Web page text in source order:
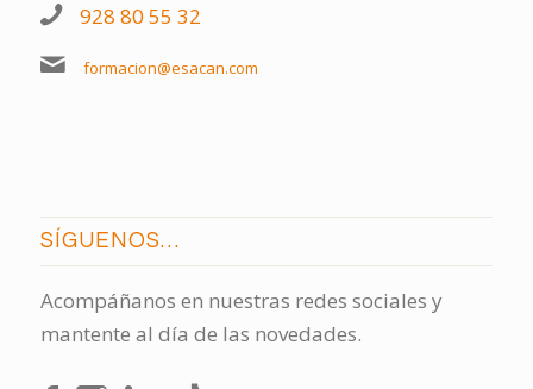
928 80 55 32
formacion@esacan.com
SÍGUENOS…
Acompáñanos en nuestras redes sociales y
mantente al día de las novedades.